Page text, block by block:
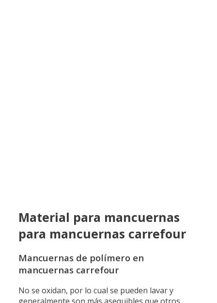
Material para mancuernas
para mancuernas carrefour
Mancuernas de polímero en
mancuernas carrefour
No se oxidan, por lo cual se pueden lavar y